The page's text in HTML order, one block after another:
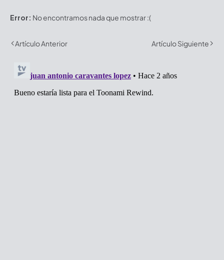
Error: No encontramos nada que mostrar :(
Artículo Anterior Artículo Siguiente